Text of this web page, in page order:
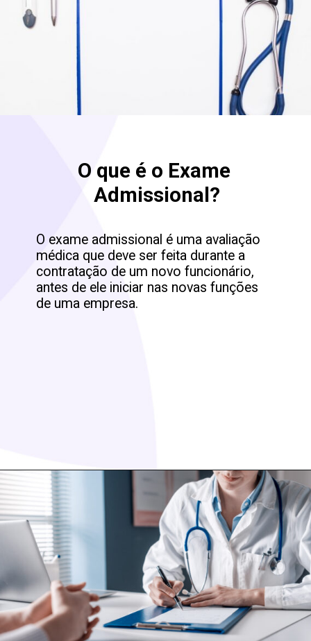
O que é o Exame
Admissional?
O exame admissional é uma avaliação
médica que deve ser feita durante a
contratação de um novo funcionário,
antes de ele iniciar nas novas funções
de uma empresa.